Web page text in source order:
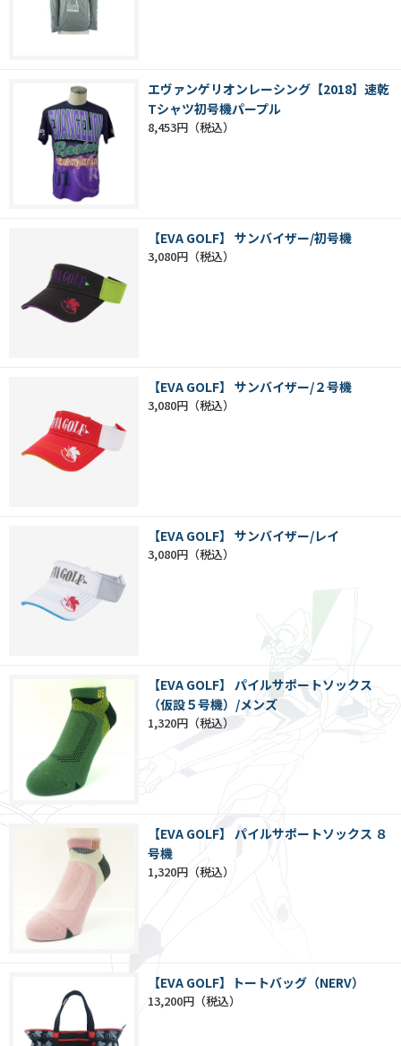
エヴァンゲリオンレーシング【2018】速乾
Tシャツ初号機パープル
8,453円
【EVA GOLF】 サンバイザー/初号機
3,080円
【EVA GOLF】 サンバイザー/２号機
3,080円
【EVA GOLF】 サンバイザー/レイ
3,080円
【EVA GOLF】 パイルサポートソックス
（仮設５号機）/メンズ
1,320円
【EVA GOLF】 パイルサポートソックス ８
号機
1,320円
【EVA GOLF】トートバッグ（NERV）
13,200円